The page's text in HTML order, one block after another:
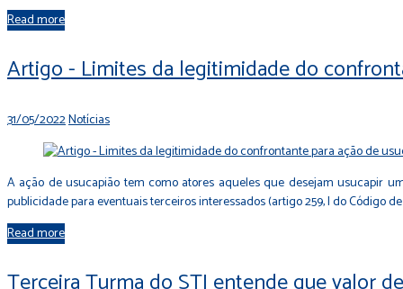
Read more
Artigo - Limites da legitimidade do
31/05/2022Notícias
A ação de usucapião tem como atores aqueles que desejam usucapir
publicidade para eventuais terceiros interessados (artigo 259, I do Código
Read more